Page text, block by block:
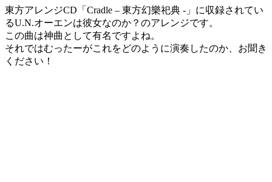
東方アレンジCD「Cradle – 東方幻樂祀典 -」に収録されてい
るU.N.オーエンは彼女なのか？のアレンジです。
この曲は神曲として有名ですよね。
それではむったーがこれをどのように演奏したのか、お聞き
ください！